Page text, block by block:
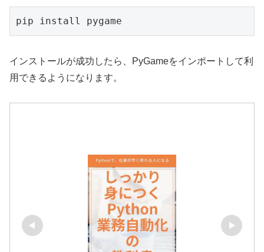
pip install pygame
インストールが成功したら、PyGameをインポートして利
用できるようになります。